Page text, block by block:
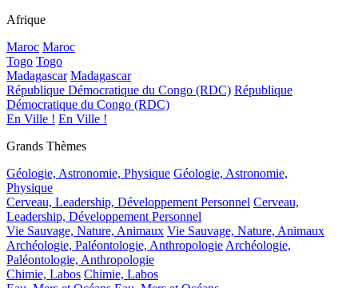
Afrique
Maroc Maroc
Togo Togo
Madagascar Madagascar
République Démocratique du Congo (RDC) République
Démocratique du Congo (RDC)
En Ville ! En Ville !
Grands Thèmes
Géologie, Astronomie, Physique Géologie, Astronomie,
Physique
Cerveau, Leadership, Développement Personnel Cerveau,
Leadership, Développement Personnel
Vie Sauvage, Nature, Animaux Vie Sauvage, Nature, Animaux
Archéologie, Paléontologie, Anthropologie Archéologie,
Paléontologie, Anthropologie
Chimie, Labos Chimie, Labos